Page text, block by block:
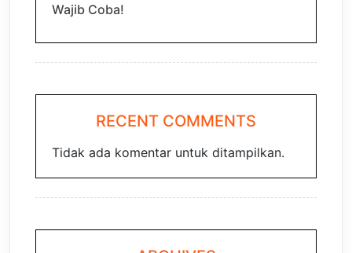
Wajib Coba!
RECENT COMMENTS
Tidak ada komentar untuk ditampilkan.